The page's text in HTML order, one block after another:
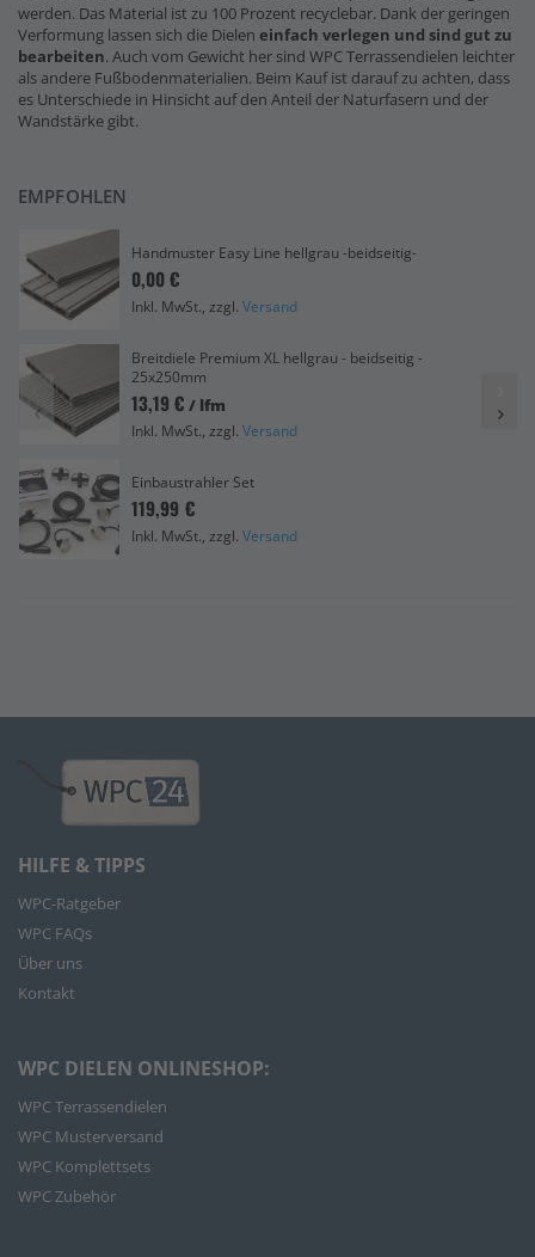
werden. Das Material ist zu 100 Prozent recyclebar. Dank der geringen
Verformung lassen sich die Dielen einfach verlegen und sind gut zu
bearbeiten. Auch vom Gewicht her sind WPC Terrassendielen leichter
als andere Fußbodenmaterialien. Beim Kauf ist darauf zu achten, dass
es Unterschiede in Hinsicht auf den Anteil der Naturfasern und der
Wandstärke gibt.
EMPFOHLEN
Handmuster Easy Line hellgrau -beidseitig-
0,00 €
Inkl. MwSt., zzgl. Versand
Breitdiele Premium XL hellgrau - beidseitig -
25x250mm
13,19 € / lfm
Inkl. MwSt., zzgl. Versand
Einbaustrahler Set
119,99 €
Inkl. MwSt., zzgl. Versand
HILFE & TIPPS
WPC-Ratgeber
WPC FAQs
Über uns
Kontakt
WPC DIELEN ONLINESHOP:
WPC Terrassendielen
WPC Musterversand
WPC Komplettsets
WPC Zubehör